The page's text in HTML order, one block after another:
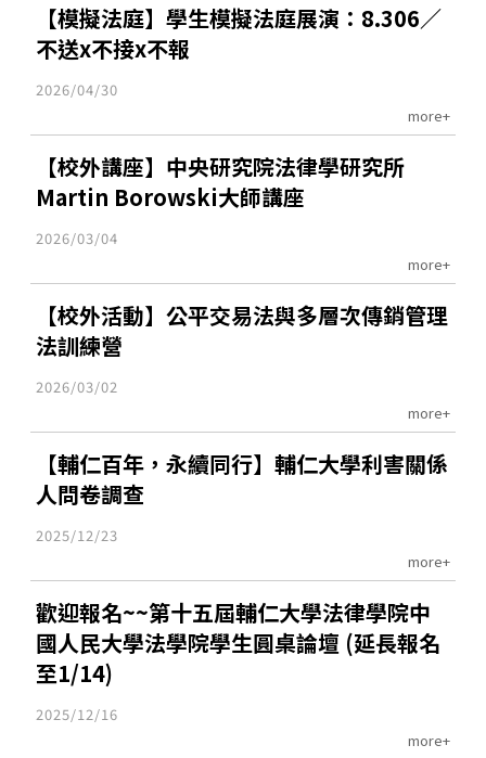
【模擬法庭】學生模擬法庭展演：8.306／
不送x不接x不報
2026/04/30
more+
【校外講座】中央研究院法律學研究所
Martin Borowski大師講座
2026/03/04
more+
【校外活動】公平交易法與多層次傳銷管理
法訓練營
2026/03/02
more+
【輔仁百年，永續同行】輔仁大學利害關係
人問卷調查
2025/12/23
more+
歡迎報名~~第十五屆輔仁大學法律學院中
國人民大學法學院學生圓桌論壇 (延長報名
至1/14)
2025/12/16
more+